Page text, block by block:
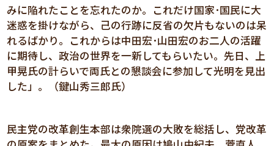
みに陥れたことを忘れたのか。これだけ国家･国民に大
迷惑を掛けながら、己の行跡に反省の欠片もないのは呆
れるばかり。これからは中田宏･山田宏のお二人の活躍
に期待し、政治の世界を一新してもらいたい。先日、上
甲晃氏の計らいで両氏との懇談会に参加して光明を見出
した」。（鍵山秀三郎氏）
民主党の改革創生本部は衆院選の大敗を総括し、党改革